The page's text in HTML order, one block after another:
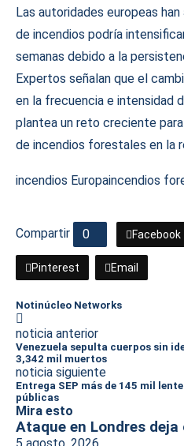
Las autoridades europeas
de incendios podría
semanas debido a la
Expertos señalan que el
en la frecuencia e intensidad
plantea un reto creciente
de incendios forestales en la
incendios Europaincendios
Compartir 0 Facebook
Pinterest Email
Notinúcleo Networks
noticia anterior
Venezuela sepulta cuerpos sin
3,342 mil muertos
noticia siguiente
Entrega SEP más de 145 mil
públicas
Mira esto
Ataque en Londres